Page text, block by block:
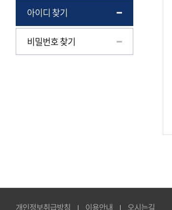
아이디 찾기
비밀번호 찾기
개인정보취급방침 이용안내 오시는길